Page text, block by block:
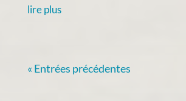
lire plus
« Entrées précédentes